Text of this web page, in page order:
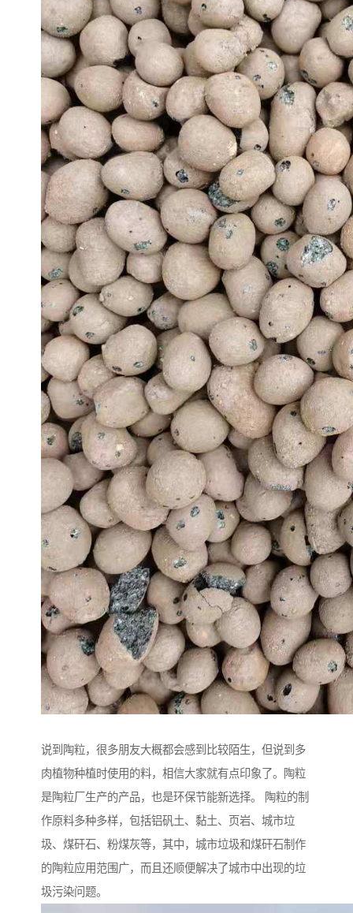
说到陶粒，很多朋友大概都会感到比较陌生，但说到多
肉植物种植时使用的料，相信大家就有点印象了。陶粒
是陶粒厂生产的产品，也是环保节能新选择。 陶粒的制
作原料多种多样，包括铝矾土、黏土、页岩、城市垃
圾、煤矸石、粉煤灰等，其中，城市垃圾和煤矸石制作
的陶粒应用范围广，而且还顺便解决了城市中出现的垃
圾污染问题。